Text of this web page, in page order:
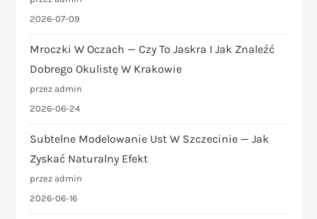
2026-07-09
Mroczki W Oczach — Czy To Jaskra I Jak Znaleźć
Dobrego Okulistę W Krakowie
przez admin
2026-06-24
Subtelne Modelowanie Ust W Szczecinie — Jak
Zyskać Naturalny Efekt
przez admin
2026-06-16